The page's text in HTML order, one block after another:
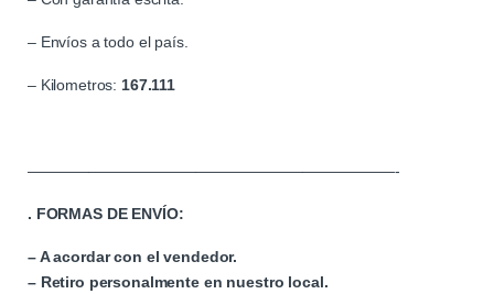
– Envíos a todo el país.
– Kilometros: 167.111
————————————————————————-
. FORMAS DE ENVÍO:
– A acordar con el vendedor.
– Retiro personalmente en nuestro local.